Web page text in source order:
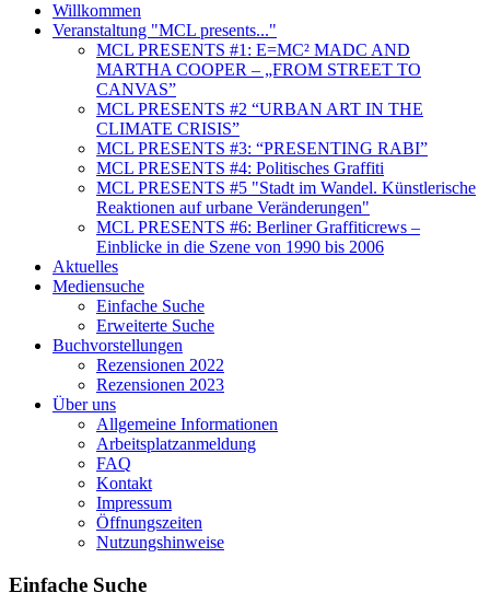
Willkommen
Veranstaltung "MCL presents..."
MCL PRESENTS #1: E=MC² MADC AND
MARTHA COOPER – „FROM STREET TO
CANVAS”
MCL PRESENTS #2 “URBAN ART IN THE
CLIMATE CRISIS”
MCL PRESENTS #3: “PRESENTING RABI”
MCL PRESENTS #4: Politisches Graffiti
MCL PRESENTS #5 "Stadt im Wandel. Künstlerische
Reaktionen auf urbane Veränderungen"
MCL PRESENTS #6: Berliner Graffiticrews –
Einblicke in die Szene von 1990 bis 2006
Aktuelles
Mediensuche
Einfache Suche
Erweiterte Suche
Buchvorstellungen
Rezensionen 2022
Rezensionen 2023
Über uns
Allgemeine Informationen
Arbeitsplatzanmeldung
FAQ
Kontakt
Impressum
Öffnungszeiten
Nutzungshinweise
Einfache Suche